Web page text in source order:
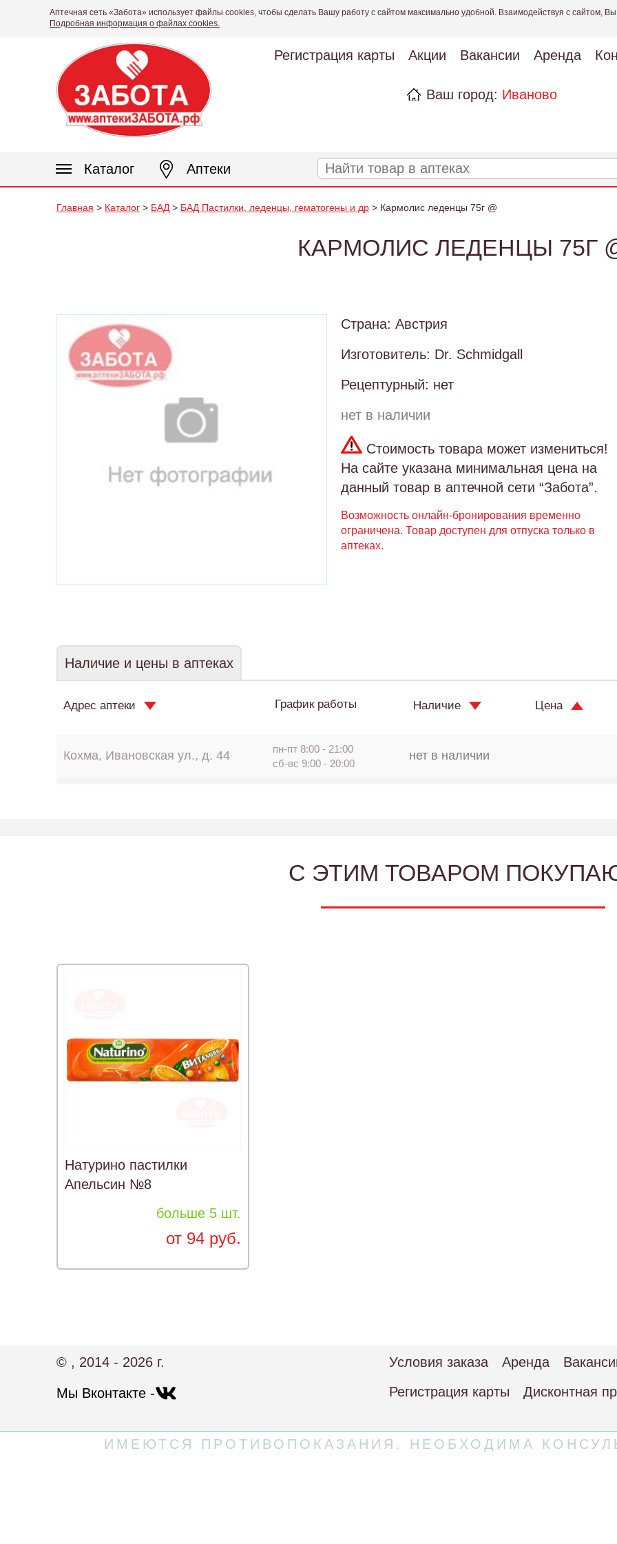
Аптечная сеть «Забота» использует файлы cookies, чтобы сделать Вашу работу с сайтом максимально удобной. Взаимодействуя с сайтом,
Подробная информация о файлах cookies.
Регистрация карты Акции Вакансии Аренда
Ваш город: Иваново
Каталог Аптеки
Главная > Каталог > БАД > БАД Пастилки, леденцы, гематогены и др > Кармолис леденцы 75г @
КАРМОЛИС ЛЕДЕНЦЫ 75Г
Страна: Австрия
Изготовитель: Dr. Schmidgall
Рецептурный: нет
нет в наличии
Стоимость товара может измениться!
На сайте указана минимальная цена на
данный товар в аптечной сети “Забота”.
Возможность онлайн-бронирования временно
ограничена. Товар доступен для отпуска только в
аптеках.
Наличие и цены в аптеках
Адрес аптеки График работы Наличие Цена
Кохма, Ивановская ул., д. 44
пн-пт 8:00 - 21:00
сб-вс 9:00 - 20:00
нет в наличии
C ЭТИМ ТОВАРОМ
Натурино пастилки
Апельсин №8
больше 5 шт.
от 94 руб.
© , 2014 - 2026 г.
Мы Вконтакте -
Условия заказа Аренда
Регистрация карты
Дисконтная
ИМЕЮТСЯ ПРОТИВОПОКАЗАНИЯ. НЕОБХОДИМА